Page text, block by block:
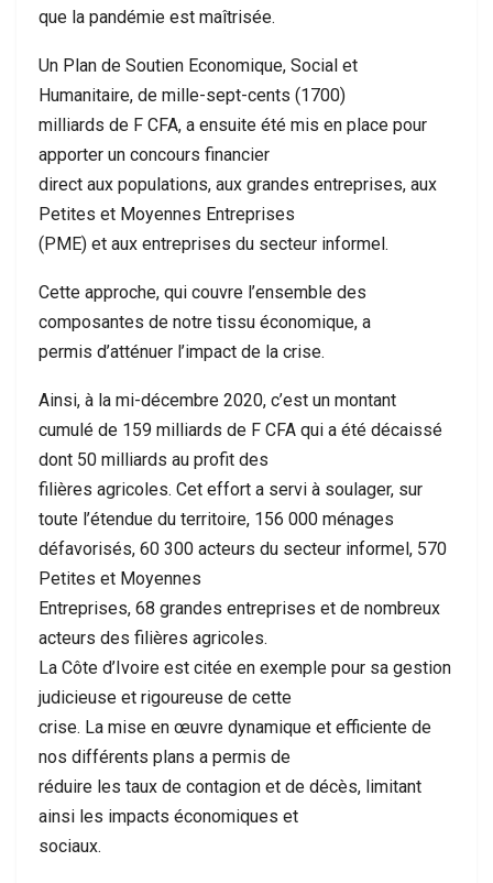
que la pandémie est maîtrisée.
Un Plan de Soutien Economique, Social et
Humanitaire, de mille-sept-cents (1700)
milliards de F CFA, a ensuite été mis en place pour
apporter un concours financier
direct aux populations, aux grandes entreprises, aux
Petites et Moyennes Entreprises
(PME) et aux entreprises du secteur informel.
Cette approche, qui couvre l’ensemble des
composantes de notre tissu économique, a
permis d’atténuer l’impact de la crise.
Ainsi, à la mi-décembre 2020, c’est un montant
cumulé de 159 milliards de F CFA qui a été décaissé
dont 50 milliards au profit des
filières agricoles. Cet effort a servi à soulager, sur
toute l’étendue du territoire, 156 000 ménages
défavorisés, 60 300 acteurs du secteur informel, 570
Petites et Moyennes
Entreprises, 68 grandes entreprises et de nombreux
acteurs des filières agricoles.
La Côte d’Ivoire est citée en exemple pour sa gestion
judicieuse et rigoureuse de cette
crise. La mise en œuvre dynamique et efficiente de
nos différents plans a permis de
réduire les taux de contagion et de décès, limitant
ainsi les impacts économiques et
sociaux.